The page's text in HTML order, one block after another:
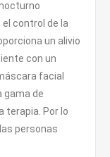
control de la
un alivio
con un
facial
gama de
terapia. Por lo
personas